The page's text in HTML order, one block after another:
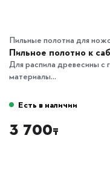
Пильные полотна для
Пильное полотно к
Для распила древесины
материалы...
Есть в наличии
3 700₸